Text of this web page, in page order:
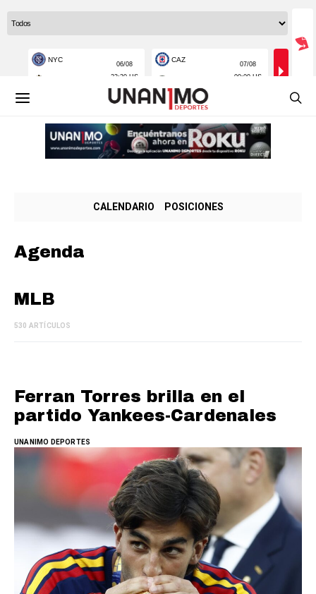
CALENDARIO POSICIONES
Agenda
MLB
530 ARTÍCULOS
Ferran Torres brilla en el
partido Yankees-Cardenales
UNANIMO DEPORTES